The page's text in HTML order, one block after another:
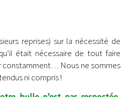
reprises) sur la nécessité de
était nécessaire de tout faire
constamment… Nous ne sommes
ni compris !